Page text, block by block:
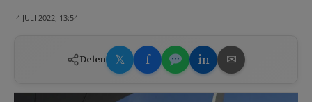
4 JULI 2022, 13:54
Delen 𝕏 f in ✉